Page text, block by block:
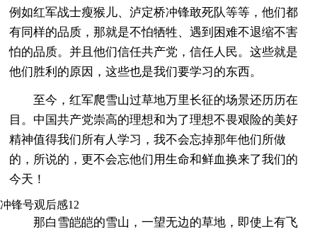
例如红军战士瘦猴儿、泸定桥冲锋敢死队等等，他们都
有同样的品质，那就是不怕牺牲、遇到困难不退缩不害
怕的品质。并且他们信任共产党，信任人民。这些就是
他们胜利的原因，这些也是我们要学习的东西。
至今，红军爬雪山过草地万里长征的场景还历历在
目。中国共产党崇高的理想和为了理想不畏艰险的美好
精神值得我们所有人学习，我不会忘掉那年他们所做
的，所说的，更不会忘他们用生命和鲜血换来了我们的
今天！
冲锋号观后感12
那白雪皑皑的雪山，一望无边的草地，即使上有飞